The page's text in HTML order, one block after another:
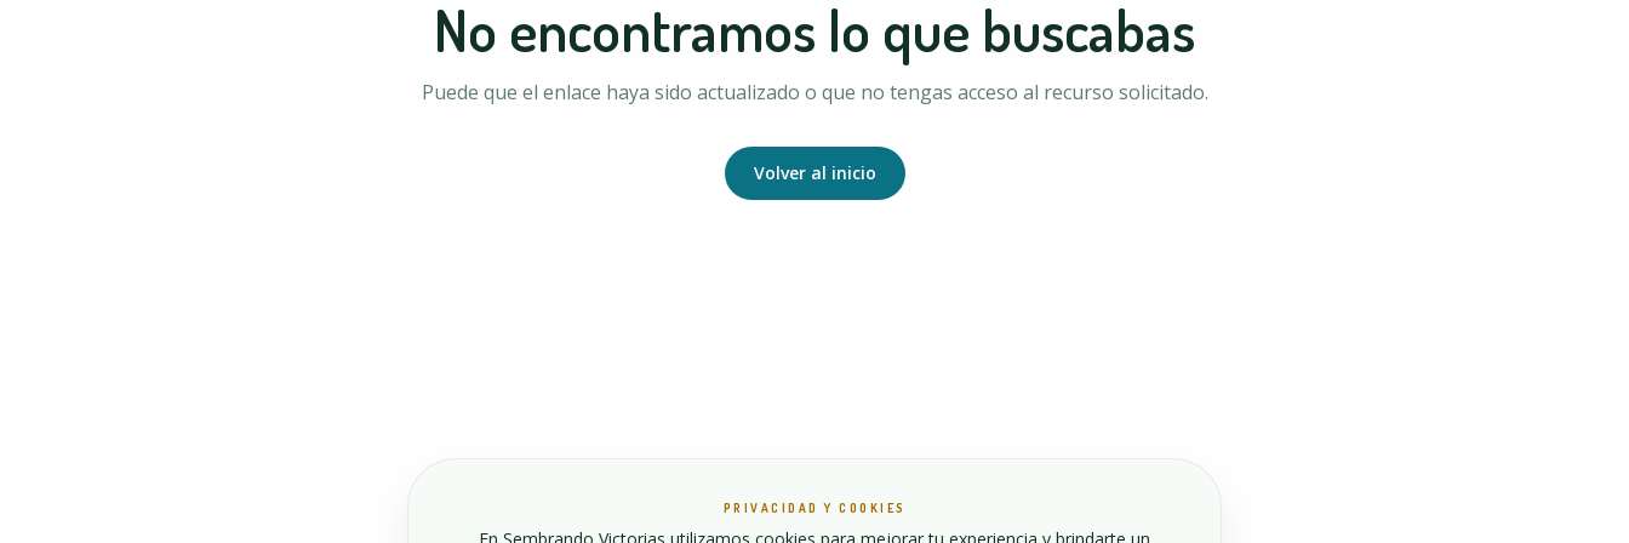
No encontramos lo que buscabas
Puede que el enlace haya sido actualizado o que no tengas acceso al recurso solicitado.
Volver al inicio
PRIVACIDAD Y COOKIES